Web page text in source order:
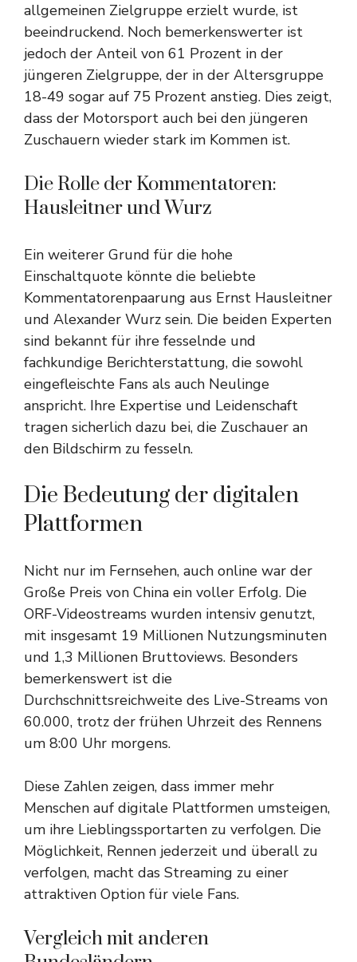
allgemeinen Zielgruppe erzielt wurde, ist
beeindruckend. Noch bemerkenswerter ist
jedoch der Anteil von 61 Prozent in der
jüngeren Zielgruppe, der in der Altersgruppe
18-49 sogar auf 75 Prozent anstieg. Dies zeigt,
dass der Motorsport auch bei den jüngeren
Zuschauern wieder stark im Kommen ist.
Die Rolle der Kommentatoren:
Hausleitner und Wurz
Ein weiterer Grund für die hohe
Einschaltquote könnte die beliebte
Kommentatorenpaarung aus Ernst Hausleitner
und Alexander Wurz sein. Die beiden Experten
sind bekannt für ihre fesselnde und
fachkundige Berichterstattung, die sowohl
eingefleischte Fans als auch Neulinge
anspricht. Ihre Expertise und Leidenschaft
tragen sicherlich dazu bei, die Zuschauer an
den Bildschirm zu fesseln.
Die Bedeutung der digitalen
Plattformen
Nicht nur im Fernsehen, auch online war der
Große Preis von China ein voller Erfolg. Die
ORF-Videostreams wurden intensiv genutzt,
mit insgesamt 19 Millionen Nutzungsminuten
und 1,3 Millionen Bruttoviews. Besonders
bemerkenswert ist die
Durchschnittsreichweite des Live-Streams von
60.000, trotz der frühen Uhrzeit des Rennens
um 8:00 Uhr morgens.
Diese Zahlen zeigen, dass immer mehr
Menschen auf digitale Plattformen umsteigen,
um ihre Lieblingssportarten zu verfolgen. Die
Möglichkeit, Rennen jederzeit und überall zu
verfolgen, macht das Streaming zu einer
attraktiven Option für viele Fans.
Vergleich mit anderen